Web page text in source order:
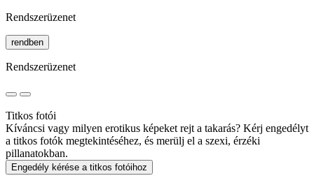
Rendszerüzenet
rendben
Rendszerüzenet
Titkos fotói
Kíváncsi vagy milyen erotikus képeket rejt a takarás? Kérj engedélyt
a titkos fotók megtekintéséhez, és merülj el a szexi, érzéki
pillanatokban.
Engedély kérése a titkos fotóihoz